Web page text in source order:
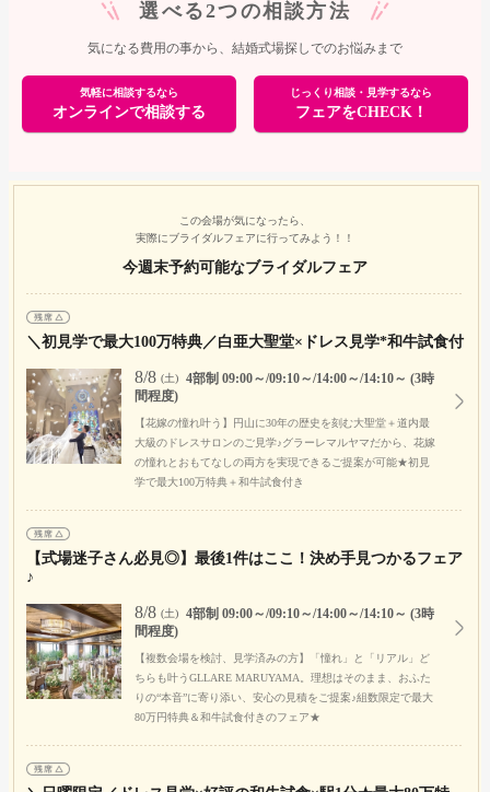
選べる2つの相談方法
気になる費用の事から、結婚式場探しでのお悩みまで
気軽に相談するなら
オンラインで相談する
じっくり相談・見学するなら
フェアをCHECK！
この会場が気になったら、
実際にブライダルフェアに行ってみよう！！
今週末予約可能なブライダルフェア
＼初見学で最大100万特典／白亜大聖堂×ドレス見学*和牛試食付
8/8 (土)
4部制 09:00～/09:10～/14:00～/14:10～ (3時
間程度)
【花嫁の憧れ叶う】円山に30年の歴史を刻む大聖堂＋道内最
大級のドレスサロンのご見学♪グラーレマルヤマだから、花嫁
の憧れとおもてなしの両方を実現できるご提案が可能★初見
学で最大100万特典＋和牛試食付き
【式場迷子さん必見◎】最後1件はここ！決め手見つかるフェア
♪
8/8 (土)
4部制 09:00～/09:10～/14:00～/14:10～ (3時
間程度)
【複数会場を検討、見学済みの方】「憧れ」と「リアル」ど
ちらも叶うGLLARE MARUYAMA。理想はそのまま、おふた
りの“本音”に寄り添い、安心の見積をご提案♪組数限定で最大
80万円特典＆和牛試食付きのフェア★